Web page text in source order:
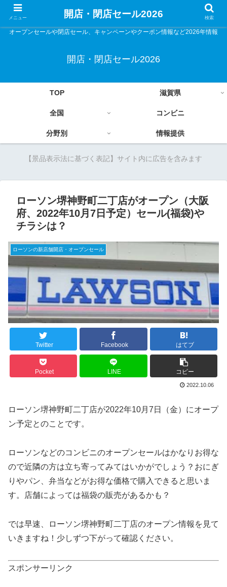
オープンセールや閉店セール、キャンペーンやクーポン情報など2026年情報
開店・閉店セール2026
TOP 滋賀県
全国 コンビニ
分野別 情報提供
【景品表示法に基づく表記】サイト内に広告を含みます
ローソン堺神野町二丁店がオープン（大阪
府、2022年10月7日予定）セール(福袋)や
チラシは？
ローソンの新店舗開店・オープンセール
Twitter Facebook はてブ
Pocket LINE コピー
2022.10.06
ローソン堺神野町二丁店が2022年10月7日（金）にオープ
ン予定とのことです。
ローソンなどのコンビニのオープンセールはかなりお得な
ので近隣の方は立ち寄ってみてはいかがでしょう？おにぎ
りやパン、弁当などがお得な価格で購入できると思いま
す。店舗によっては福袋の販売があるかも？
では早速、ローソン堺神野町二丁店のオープン情報を見て
いきますね！少しずつ下がって確認ください。
スポンサーリンク
メニュー 開店・閉店セール2026 検索